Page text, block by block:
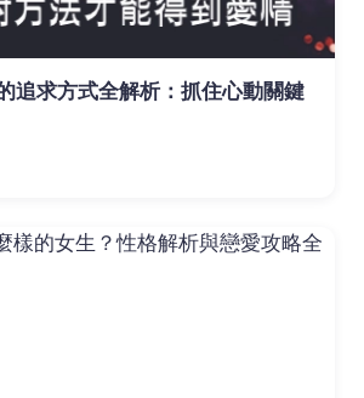
追求方式全解析：抓住心動關鍵